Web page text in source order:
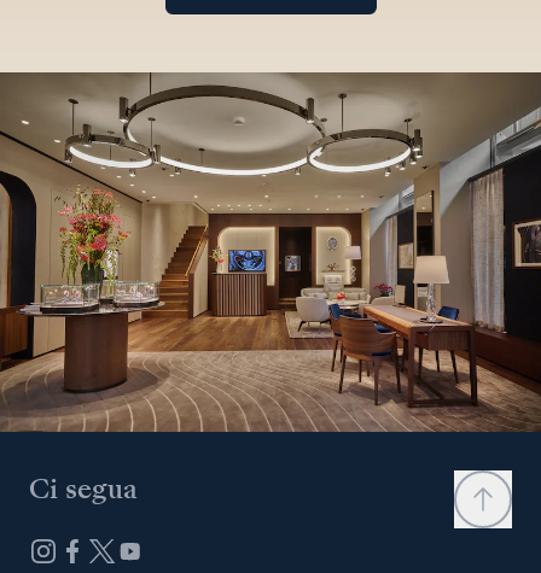
Ci segua